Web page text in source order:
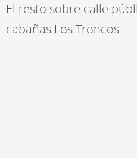
El resto sobre calle
cabañas Los Troncos